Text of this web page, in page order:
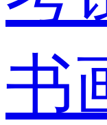
书